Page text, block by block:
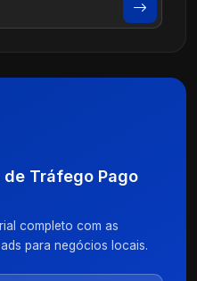
Tráfego Pago
completo com as
para negócios locais.